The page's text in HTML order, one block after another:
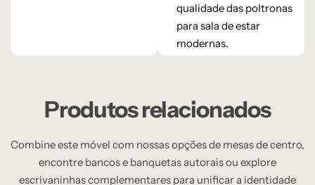
qualidade das poltronas
para sala de estar
modernas.
Produtos relacionados
Combine este móvel com nossas opções de mesas de centro,
encontre bancos e banquetas autorais ou explore
escrivaninhas complementares para unificar a identidade